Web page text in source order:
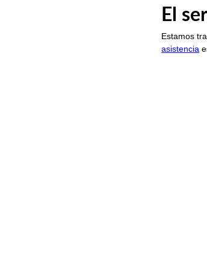
El
Estamos
asistencia